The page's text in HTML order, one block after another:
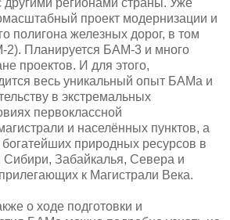
проект модернизации и
полигона железных дорог, в том
Планируется БАМ-3 и много
проектов. И для этого,
весь уникальный опыт БАМа и
в экстремальных
первоклассной
и населённых пунктов, а
природных ресурсов в
Сибири, Забайкалья, Севера и
к Магистрали Века.
о ходе подготовки и